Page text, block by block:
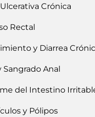
Crónica
Rectal
y Diarrea
Sangrado Anal
del Intestino
y Pólipos